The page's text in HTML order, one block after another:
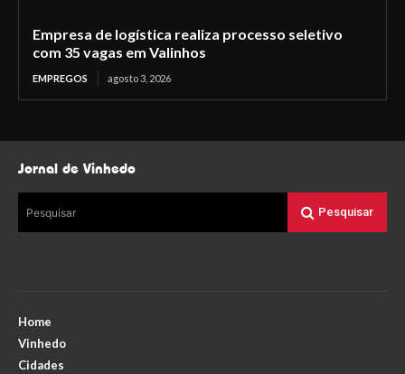
Empresa de logística realiza processo seletivo
com 35 vagas em Valinhos
EMPREGOS agosto 3, 2026
Jornal de Vinhedo
Pesquisar Pesquisar
Home
Vinhedo
Cidades